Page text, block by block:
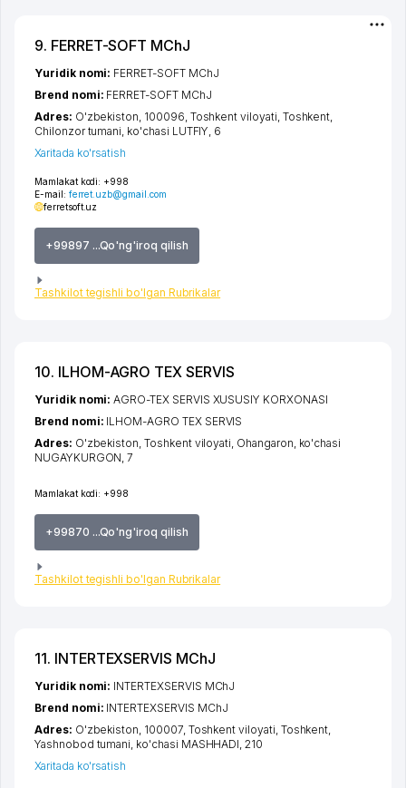
9. FERRET-SOFT MChJ
Mamlakat kodi: +998
E-mail: ferret.uzb@gmail.com
ferretsoft.uz
+99897 ...Qo'ng'iroq qilish
Tashkilot tegishli bo'lgan Rubrikalar
Yuridik nomi: FERRET-SOFT MChJ
Brend nomi: FERRET-SOFT MChJ
Adres: O'zbekiston, 100096, Toshkent viloyati Toshkent
Chilonzor tumani ko'chasi LUTFIY , 6
Xaritada ko'rsatish
10. ILHOM-AGRO TEX SERVIS
Mamlakat kodi: +998
+99870 ...Qo'ng'iroq qilish
Tashkilot tegishli bo'lgan Rubrikalar
Yuridik nomi:AGRO-TEX SERVIS XUSUSIY KORXONASI
Brend nomi: ILHOM-AGRO TEX SERVIS
Adres: O'zbekiston,Toshkent viloyati Ohangaron ko'chasi
NUGAYKURGON , 7
11. INTERTEXSERVIS MChJ
Yuridik nomi: INTERTEXSERVIS MChJ
Brend nomi: INTERTEXSERVIS MChJ
Adres: O'zbekiston, 100007, Toshkent viloyati, Toshkent,
Yashnobod tumani, ko'chasi MASHHADI, 210
Xaritada ko'rsatish